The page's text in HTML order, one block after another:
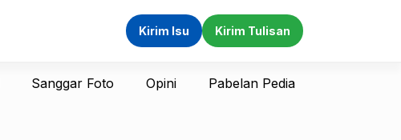
Kirim Isu Kirim Tulisan
Sanggar Foto Opini Pabelan Pedia